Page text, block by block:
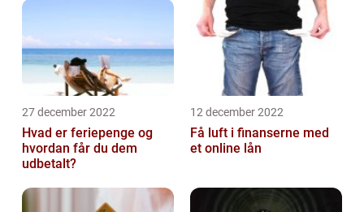
27 december 2022
Hvad er feriepenge og
hvordan får du dem
udbetalt?
12 december 2022
Få luft i finanserne med
et online lån